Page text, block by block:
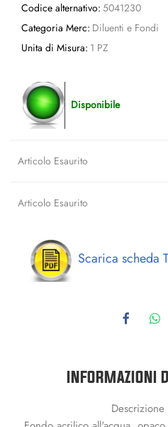
Codice alternativo: 5041230
Categoria Merc: Diluenti e Fondi
Unita di Misura: 1 PZ
Disponibile
Articolo Esaurito
Articolo Esaurito
Scarica scheda
INFORMAZIONI